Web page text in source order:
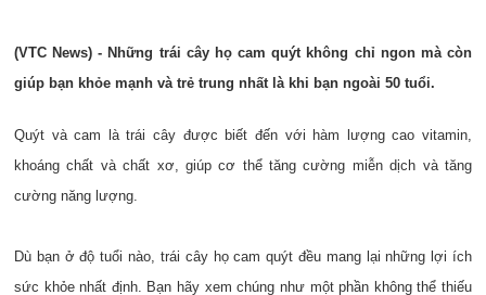
(VTC News) - Những trái cây họ cam quýt không chỉ ngon mà còn
giúp bạn khỏe mạnh và trẻ trung nhất là khi bạn ngoài 50 tuổi.
Quýt và cam là trái cây được biết đến với hàm lượng cao vitamin,
khoáng chất và chất xơ, giúp cơ thể tăng cường miễn dịch và tăng
cường năng lượng.
Dù bạn ở độ tuổi nào, trái cây họ cam quýt đều mang lại những lợi ích
sức khỏe nhất định. Bạn hãy xem chúng như một phần không thể thiếu